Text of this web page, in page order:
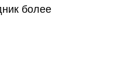
более